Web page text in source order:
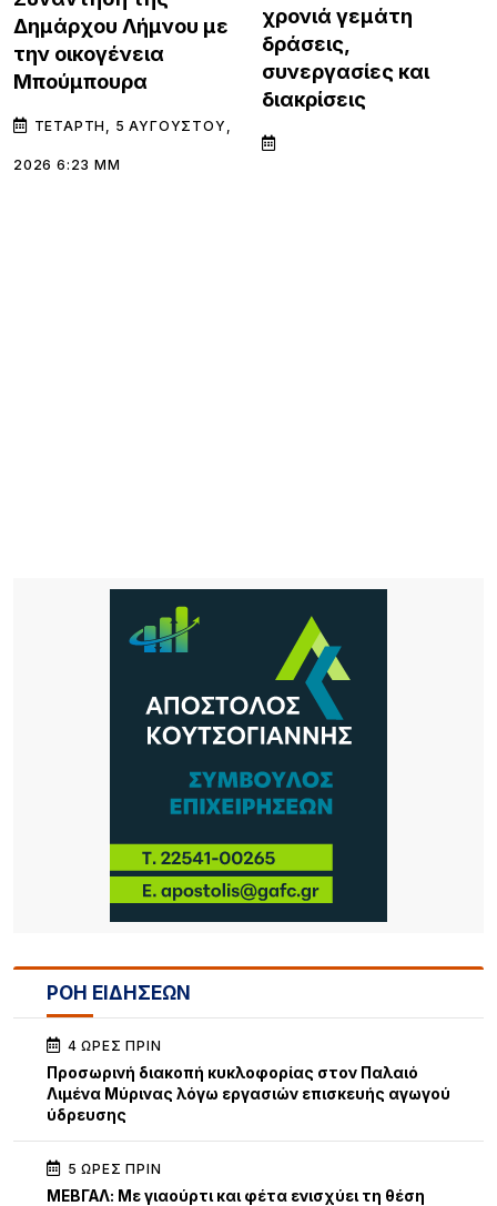
Δημάρχου Λήμνου με
την οικογένεια
Μπούμπουρα
ΤΕΤΆΡΤΗ, 5 ΑΥΓΟΎΣΤΟΥ,
2026 6:23 ΜΜ
χρονιά γεμάτη
δράσεις,
συνεργασίες και
διακρίσεις
ΡΟΗ ΕΙΔΗΣΕΩΝ
4 ΏΡΕΣ ΠΡΙΝ
Προσωρινή διακοπή κυκλοφορίας στον Παλαιό
Λιμένα Μύρινας λόγω εργασιών επισκευής αγωγού
ύδρευσης
5 ΏΡΕΣ ΠΡΙΝ
ΜΕΒΓΑΛ: Με γιαούρτι και φέτα ενισχύει τη θέση